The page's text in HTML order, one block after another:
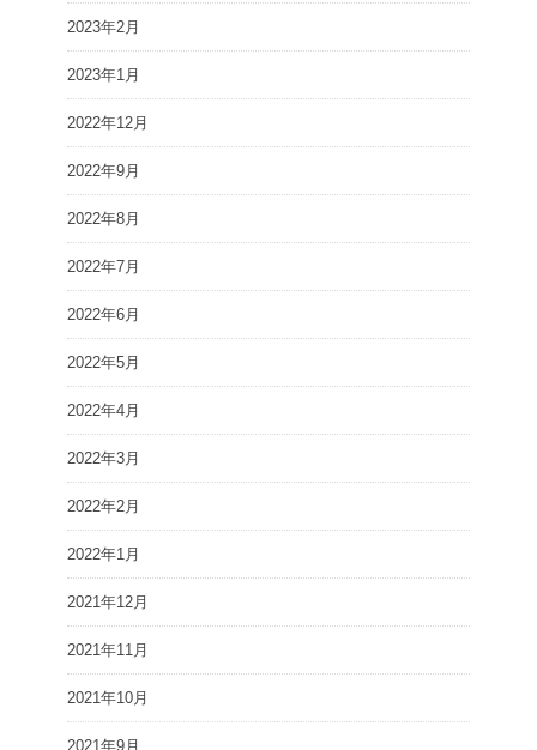
2023年2月
2023年1月
2022年12月
2022年9月
2022年8月
2022年7月
2022年6月
2022年5月
2022年4月
2022年3月
2022年2月
2022年1月
2021年12月
2021年11月
2021年10月
2021年9月